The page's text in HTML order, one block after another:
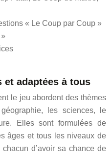
« Le Coup par Coup »
et adaptées à tous
le jeu abordent des thèmes
les sciences, le
Elles sont formulées de
âges et tous les niveaux de
d’avoir sa chance de